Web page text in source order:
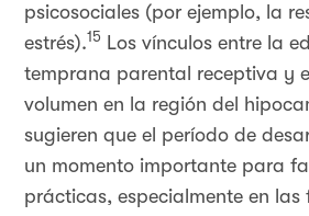
psicosociales (por ejemplo, la
estrés).15 Los vínculos entre la
temprana parental receptiva y
volumen en la región del
sugieren que el período de
un momento importante para
prácticas, especialmente en